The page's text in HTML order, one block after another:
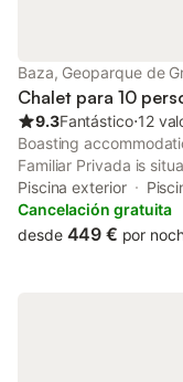
Baza, Geoparque de
Chalet para 10
9.3Fantástico⋅12
Boasting
Familiar Privada is
on-site are accessible
features an open-air
Piscina exterior
Cancelación gratuita
desde 449 € por